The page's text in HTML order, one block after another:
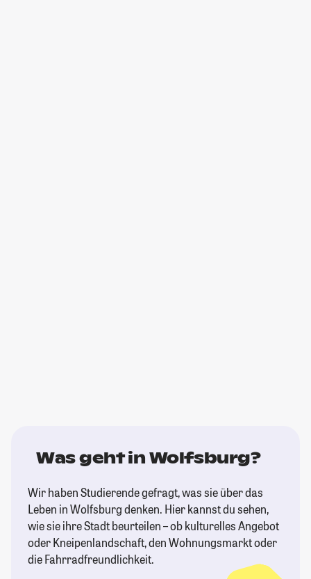
Was geht in Wolfsburg?
Wir haben Studierende gefragt, was sie über das
Leben in Wolfsburg denken. Hier kannst du sehen,
wie sie ihre Stadt beurteilen – ob kulturelles Angebot
oder Kneipenlandschaft, den Wohnungsmarkt oder
die Fahrradfreundlichkeit.